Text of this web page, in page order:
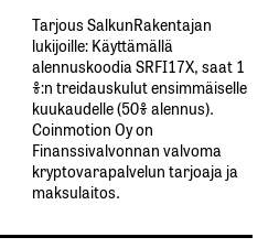
Tarjous SalkunRakentajan
lukijoille: Käyttämällä​ ​
alennuskoodia​ ​SRFI17X,​ ​saat​ ​1
%:n treidauskulut​ ​ensimmäiselle​ ​
kuukaudelle​ ​(50%​ ​alennus).
Coinmotion Oy on
Finanssivalvonnan valvoma
kryptovarapalvelun tarjoaja ja
maksulaitos.